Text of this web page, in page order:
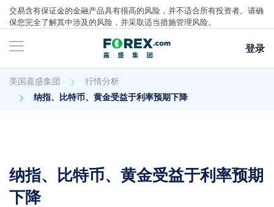
交易含有保证金的金融产品具有很高的风险，并不适合所有投资者。请确
保您完全了解其中涉及的风险，并采取适当措施管理风险。
主页
行情分析
登录
美国嘉盛集团
行情分析
纳指、比特币、黄金受益于利率预期下降
纳指、比特币、黄金受益于利率预期
下降